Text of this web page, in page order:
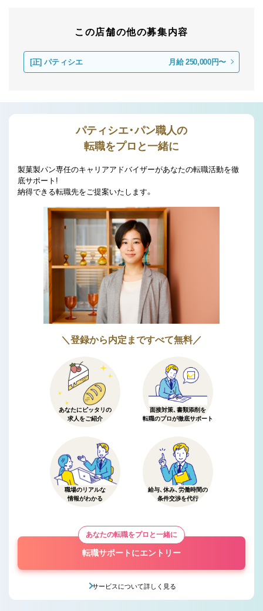
この店舗の他の募集内容
[正] パティシエ 月給 250,000円〜
パティシエ・パン職人の
転職をプロと一緒に
製菓製パン専任のキャリアアドバイザーがあなたの転職活動を徹
底サポート!
納得できる転職先をご提案いたします。
＼登録から内定まですべて無料／
あなたにピッタリの
求人をご紹介
面接対策、書類添削を
転職のプロが徹底サポート
職場のリアルな
情報がわかる
給与、休み、労働時間の
条件交渉を代行
あなたの転職をプロと一緒に
転職サポートにエントリー
サービスについて詳しく見る